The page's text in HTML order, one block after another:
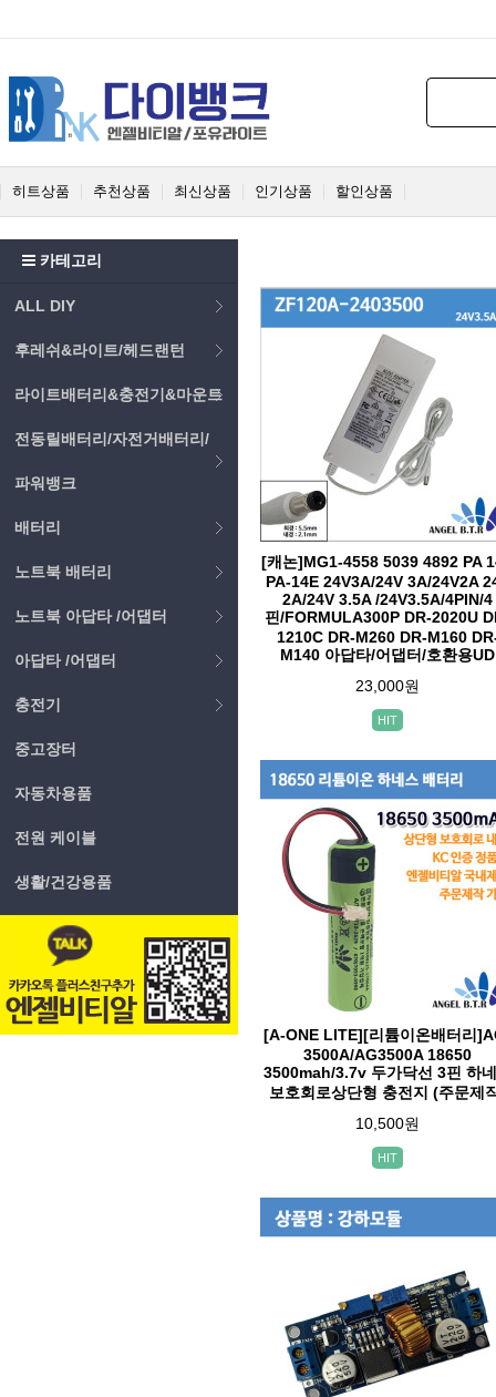
히트상품 추천상품 최신상품 인기상품 할인상품
카테고리
ALL DIY
후레쉬&라이트/헤드랜턴
라이트배터리&충전기&마운트
전동릴배터리/자전거배터리/
파워뱅크
배터리
노트북 배터리
노트북 아답타 /어댑터
아답타 /어댑터
충전기
중고장터
자동차용품
전원 케이블
생활/건강용품
[캐논]MG1-4558 5039 4892 PA
PA-14E 24V3A/24V 3A/24V2A
2A/24V 3.5A /24V3.5A/4PIN/4
핀/FORMULA300P DR-2020U
1210C DR-M260 DR-M160
M140 아답타/어댑터/호환용UD
23,000원
HIT
[A-ONE LITE][리튬이온배터리
3500A/AG3500A 18650
3500mah/3.7v 두가닥선 3핀 하
보호회로상단형 충전지 (주문제
10,500원
HIT